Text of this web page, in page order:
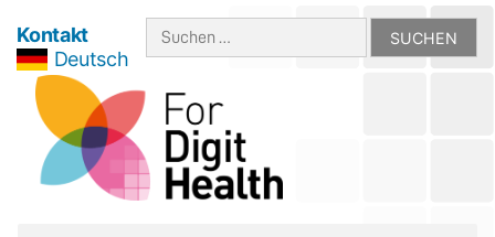
Inhalt
springen
Suchen
nach:
Kontakt
Deutsch